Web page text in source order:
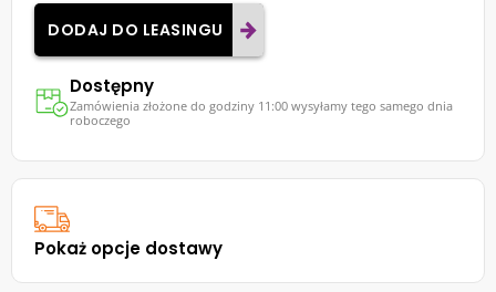
DODAJ DO LEASINGU
Dostępny
Zamówienia złożone do godziny 11:00 wysyłamy tego samego dnia
roboczego
Pokaż opcje dostawy